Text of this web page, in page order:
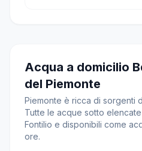
Acqua a domicilio
del Piemonte
Piemonte è ricca di sorgenti
Tutte le acque sotto
Fontilio e disponibili come
ore.